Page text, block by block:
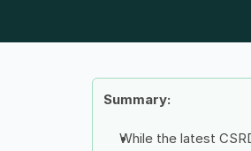
Summary:
While the latest